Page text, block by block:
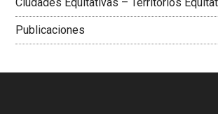
Ciudades Equitativas – Territorios
Publicaciones